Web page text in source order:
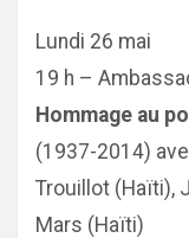
Lundi 26 mai
19 h –
Hommage au
(1937-2014)
Trouillot (Haïti),
Mars (Haïti)